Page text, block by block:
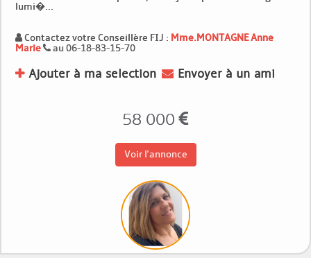
lumi�...
Contactez votre Conseillère FIJ : Mme.MONTAGNE Anne
Marie
au 06-18-83-15-70
Ajouter à ma selection Envoyer à un ami
58 000
Voir l'annonce